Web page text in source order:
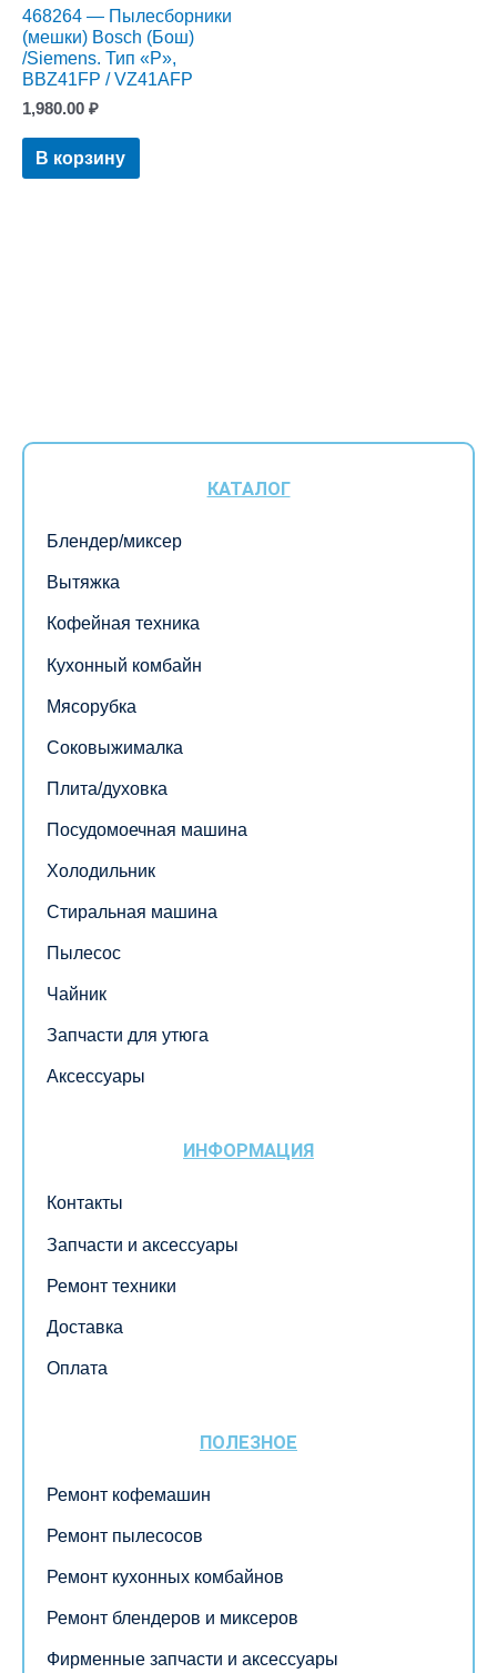
КАТАЛОГ
Блендер/миксер
Вытяжка
Кофейная техника
Кухонный комбайн
Мясорубка
Соковыжималка
Плита/духовка
Посудомоечная машина
Холодильник
Стиральная машина
Пылесос
Чайник
Запчасти для утюга
Аксессуары
ИНФОРМАЦИЯ
Контакты
Запчасти и аксессуары
Ремонт техники
Доставка
Оплата
ПОЛЕЗНОЕ
Ремонт кофемашин
Ремонт пылесосов
Ремонт кухонных комбайнов
Ремонт блендеров и миксеров
Фирменные запчасти и аксессуары
468264 — Пылесборники
(мешки) Bosch (Бош)
/Siemens. Тип «P»,
BBZ41FP / VZ41AFP
1,980.00 ₽
В корзину